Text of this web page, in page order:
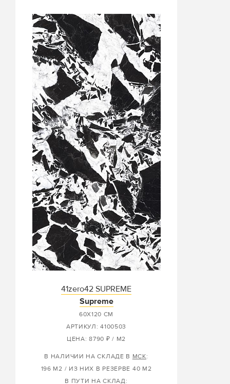
41zero42 SUPREME
Supreme
60X120 СМ
АРТИКУЛ: 4100503
ЦЕНА: 8790 ₽ / М2
В НАЛИЧИИ НА СКЛАДЕ В МСК:
196 М2 / ИЗ НИХ В РЕЗЕРВЕ 40 М2
В ПУТИ НА СКЛАД: